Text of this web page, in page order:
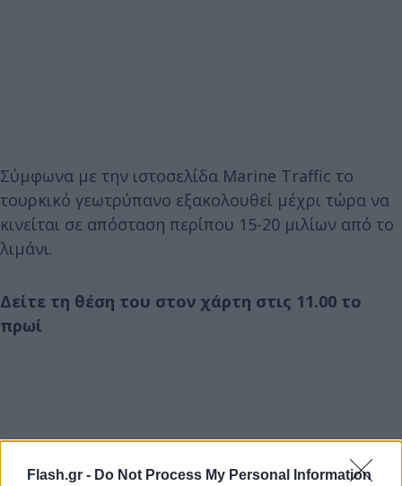
Flash.gr - Do Not Process My Personal Information
Σύμφωνα με την ιστοσελίδα Marine Traffic το
τουρκικό γεωτρύπανο εξακολουθεί μέχρι τώρα να
κινείται σε απόσταση περίπου 15-20 μιλίων από το
λιμάνι.
Δείτε τη θέση του στον χάρτη στις 11.00 το
πρωί